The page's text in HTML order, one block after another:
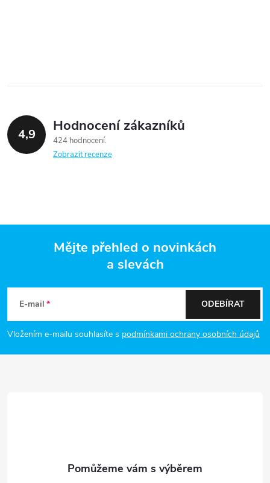
4,9 Hodnocení zákazníků
424 hodnocení
Zobrazit recenze
p
a
Mějte přehled o novinkách
a slevách
E-mail
Vložením e-mailu souhlasíte s podmínkami ochrany osobních údajů
ODEBÍRAT